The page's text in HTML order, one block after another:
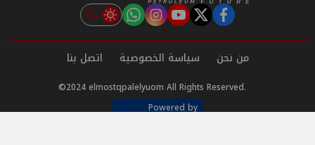
facebook
twitter
youtube
instagram
tiktok
من نحن سياسة الخصوصية اتصل بنا
©2024 elmostqpalelyuom All Rights Reserved.
Powered by